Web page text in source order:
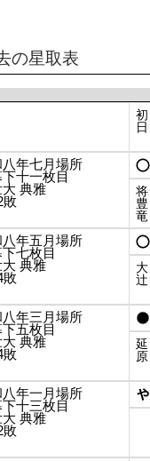
の星取表
初
日
年七月場所
十一枚目
典雅
敗
将
豊
竜
年五月場所
七枚目
典雅
敗
大
辻
年三月場所
五枚目
典雅
敗
延
原
年一月場所
十三枚目
典雅
敗